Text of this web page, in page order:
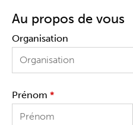
Au propos de vous
Organisation
Prénom *